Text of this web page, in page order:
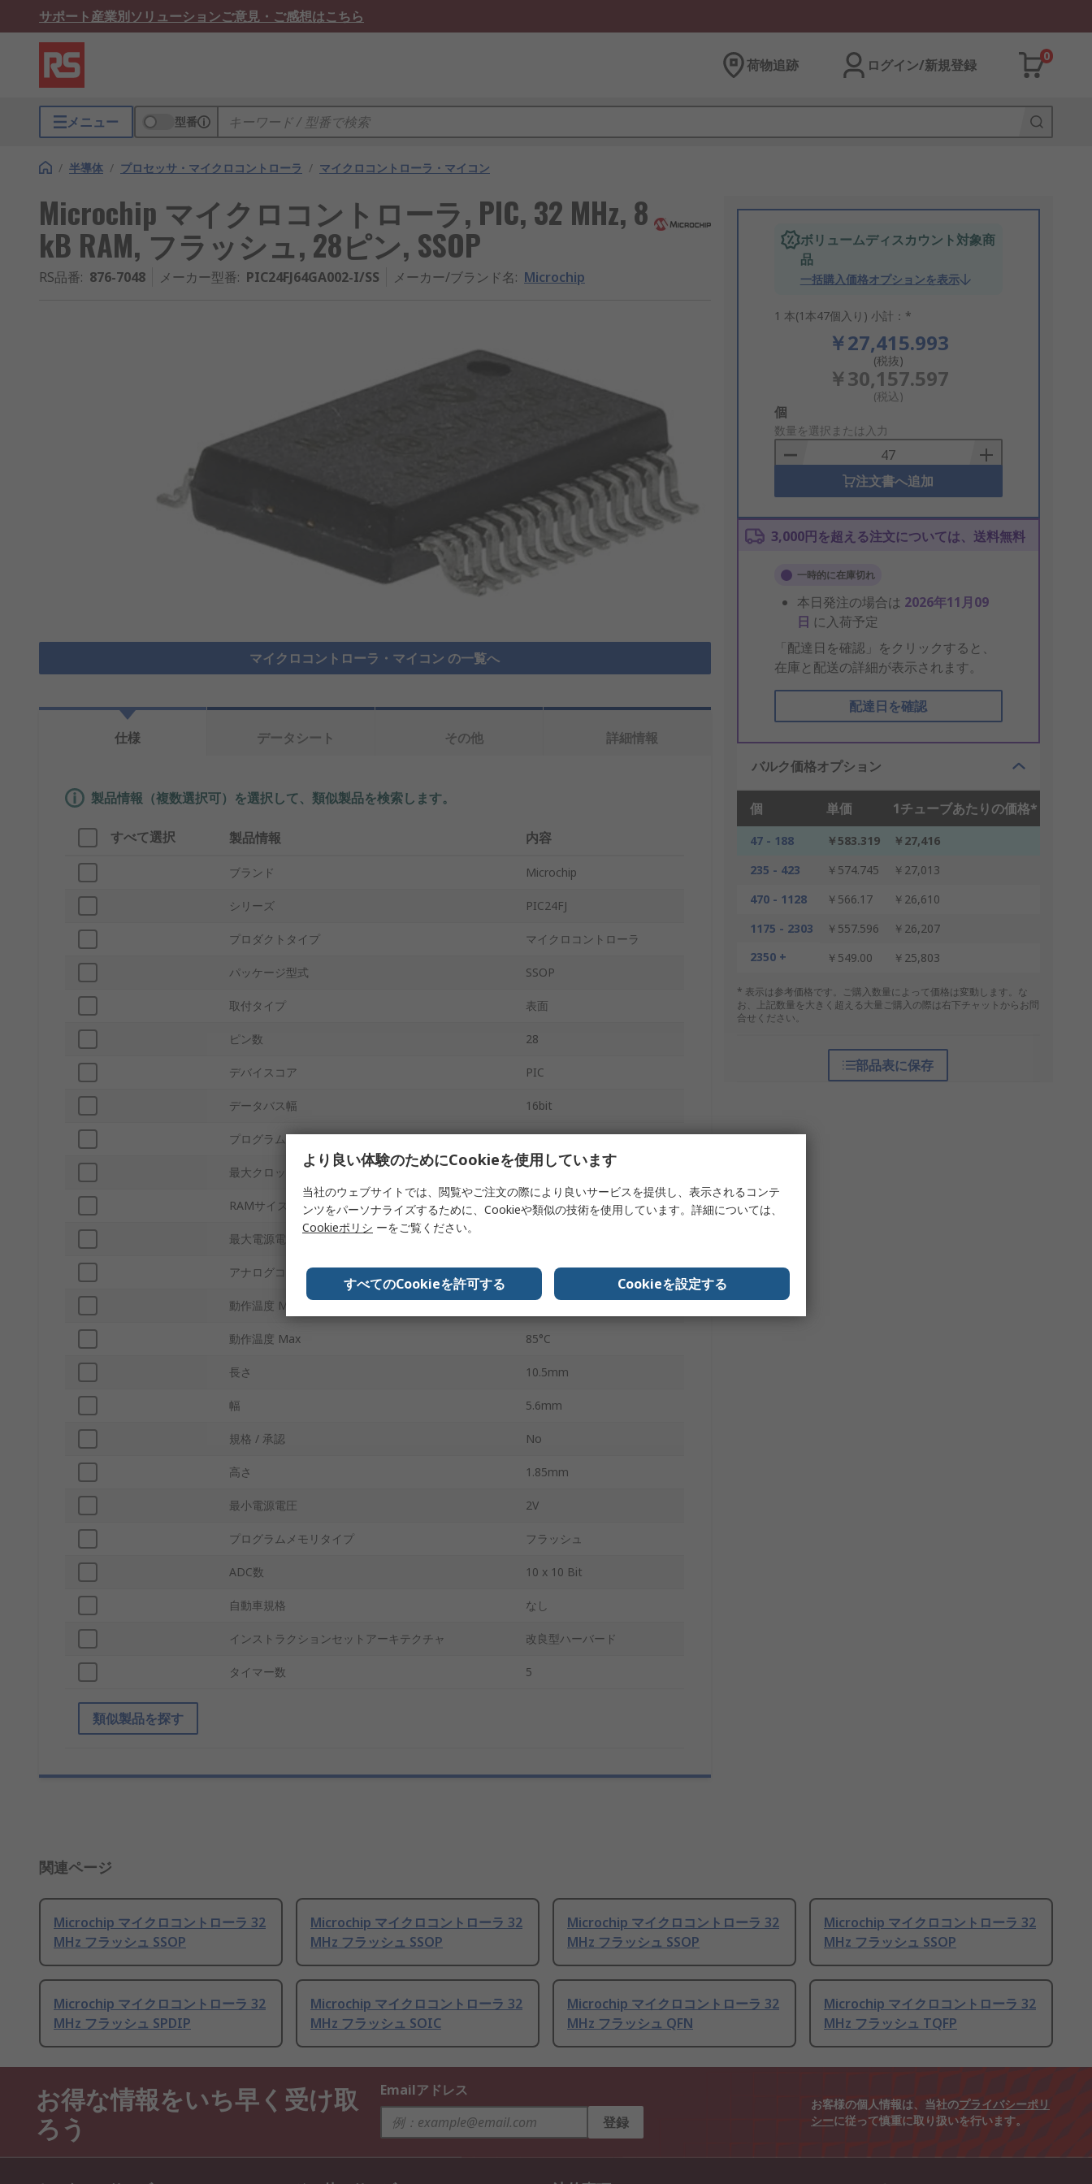
サポート産業別ソリューションご意見・ご感想はこちら
荷物追跡 ログイン/新規登録
0
メニュー 型番
/ 半導体 / プロセッサ・マイクロコントローラ / マイクロコントローラ・マイコン
Microchip マイクロコントローラ, PIC, 32 MHz, 8
kB RAM, フラッシュ, 28ピン, SSOP
RS品番: 876-7048 メーカー型番: PIC24FJ64GA002-I/SS メーカー/ブランド名: Microchip
マイクロコントローラ・マイコン の一覧へ
ボリュームディスカウント対象商
品
一括購入価格オプションを表示
1 本(1本47個入り) 小計：*
￥27,415.993
(税抜)
￥30,157.597
(税込)
Add
to
Basket
個
数量を選択または入力
注文書へ追加
3,000円を超える注文については、送料無料
一時的に在庫切れ
本日発注の場合は 2026年11月09
日 に入荷予定
「配達日を確認」をクリックすると、
在庫と配送の詳細が表示されます。
配達日を確認
バルク価格オプション
個 単価 1チューブあたりの価格*
47 - 188 ￥583.319
￥27,416
235 - 423
￥574.745
￥27,013
470 - 1128
￥566.17
￥26,610
1175 - 2303
￥557.596
￥26,207
2350 +
￥549.00 ￥25,803
* 表示は参考価格です。ご購入数量によって価格は変動します。な
お、上記数量を大きく超える大量ご購入の際は右下チャットからお問
合せください。
部品表に保存
仕様 データシート その他 詳細情報
製品情報（複数選択可）を選択して、類似製品を検索します。
すべて選択 製品情報 内容
ブランド Microchip
シリーズ PIC24FJ
プロダクトタイプ マイクロコントローラ
パッケージ型式 SSOP
取付タイプ 表面
ピン数 28
デバイスコア PIC
データバス幅 16bit
プログラムメモリサイズ 64kB
最大クロック周波数 32MHz
RAMサイズ 8kB
最大電源電圧
アナログコンパレータ 3
動作温度 Min
動作温度 Max 85°C
長さ 10.5mm
幅 5.6mm
規格 / 承認 No
高さ 1.85mm
最小電源電圧 2V
プログラムメモリタイプ フラッシュ
ADC数 10 x 10 Bit
自動車規格 なし
インストラクションセットアーキテクチャ 改良型ハーバード
タイマー数 5
類似製品を探す
関連ページ
Microchip マイクロコントローラ 32
MHz フラッシュ SSOP
Microchip マイクロコントローラ 32
MHz フラッシュ SSOP
Microchip マイクロコントローラ 32
MHz フラッシュ SSOP
Microchip マイクロコントローラ 32
MHz フラッシュ SSOP
Microchip マイクロコントローラ 32
MHz フラッシュ SPDIP
Microchip マイクロコントローラ 32
MHz フラッシュ SOIC
Microchip マイクロコントローラ 32
MHz フラッシュ QFN
Microchip マイクロコントローラ 32
MHz フラッシュ TQFP
お得な情報をいち早く受け取
ろう
Emailアドレス
登録
お客様の個人情報は、当社のプライバシーポリ
シーに従って慎重に取り扱いを行います。
より良い体験のためにCookieを使用しています
当社のウェブサイトでは、閲覧やご注文の際により良いサービスを提供し、表示されるコンテ
ンツをパーソナライズするために、Cookieや類似の技術を使用しています。詳細については、
Cookieポリシ ーをご覧ください。
すべてのCookieを許可する Cookieを設定する